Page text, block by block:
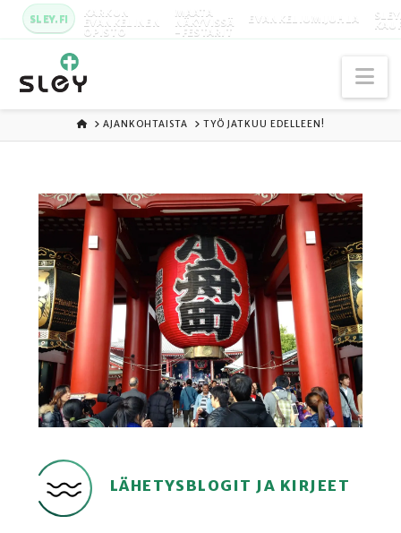
SLEY.FI KARKUN
EVANKELINEN
OPISTO
MAATA
NÄKYVISSÄ
-FESTARIT
EVANKELIUMIJUHLA
ETUSIVU
AJANKOHTAISTA TYÖ JATKUU EDELLEEN!
LÄHETYSBLOGIT JA KIRJEET